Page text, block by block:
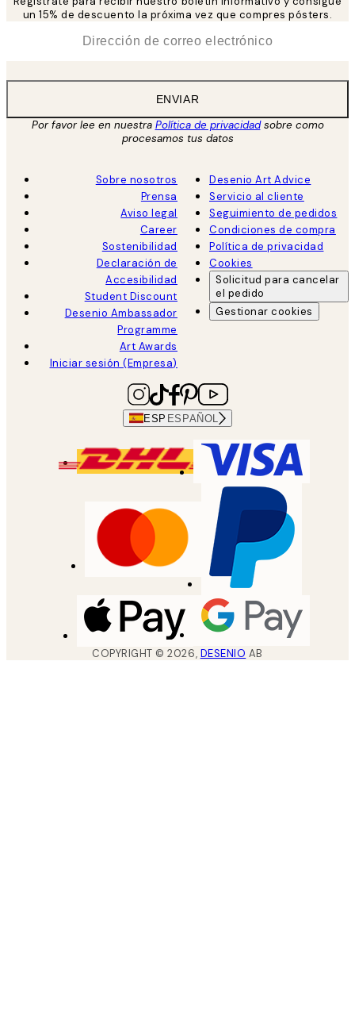
un 15% de descuento la próxima vez que compres pósters.
ENVIAR
Por favor lee en nuestra Política de privacidadsobre como
procesamos tus datos
Sobre nosotros
Prensa
Aviso legal
Career
Sostenibilidad
Declaración de
Accesibilidad
Student Discount
Desenio Ambassador
Programme
Art Awards
Iniciar sesión (Empresa)
Desenio Art Advice
Servicio al cliente
Seguimiento de pedidos
Condiciones de compra
Política de privacidad
Cookies
Solicitud para cancelar
el pedido
Gestionar cookies
ESP ESPAÑOL
COPYRIGHT ©2026, DESENIO AB